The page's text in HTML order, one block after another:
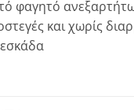
φαγητό
και χωρίς